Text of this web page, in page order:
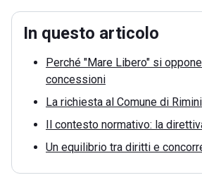
In questo articolo
Perché "Mare Libero" si
concessioni
La richiesta al Comune di Rimini
Il contesto normativo: la
Un equilibrio tra diritti e